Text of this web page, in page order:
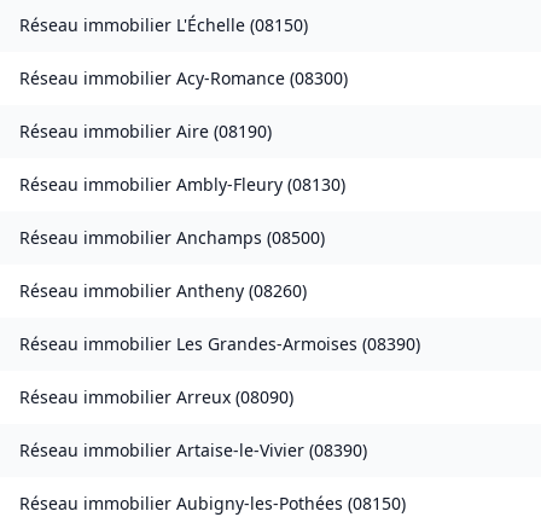
Réseau immobilier L'Échelle (08150)
Réseau immobilier Acy-Romance (08300)
Réseau immobilier Aire (08190)
Réseau immobilier Ambly-Fleury (08130)
Réseau immobilier Anchamps (08500)
Réseau immobilier Antheny (08260)
Réseau immobilier Les Grandes-Armoises (08390)
Réseau immobilier Arreux (08090)
Réseau immobilier Artaise-le-Vivier (08390)
Réseau immobilier Aubigny-les-Pothées (08150)